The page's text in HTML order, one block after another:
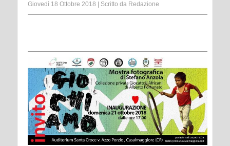
Giovedì 18 Ottobre 2018 Scritto da Redazione